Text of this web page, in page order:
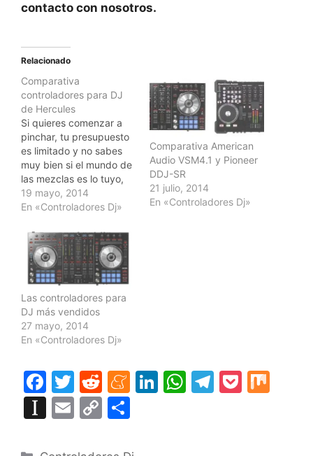
contacto con nosotros.
Relacionado
Comparativa
controladores para DJ
de Hercules
Si quieres comenzar a
pinchar, tu presupuesto
es limitado y no sabes
muy bien si el mundo de
las mezclas es lo tuyo,
Hercules debería ser tu
primera opción. Este
hardware y accesorios
para PC tiene
probablemente la línea
de controladores de bajo
19 mayo, 2014
En «Controladores Dj»
Comparativa American
Audio VSM4.1 y Pioneer
DDJ-SR
21 julio, 2014
En «Controladores Dj»
Las controladores para
DJ más vendidos
27 mayo, 2014
En «Controladores Dj»
F
a
c
e
T
w
itt
er
R
e
d
di
M
e
Li W T
P
In E
C